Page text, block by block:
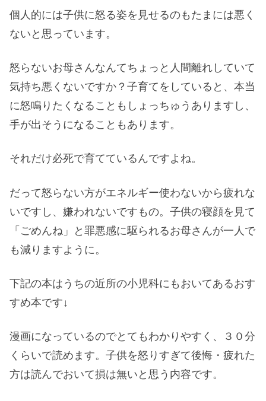
個人的には子供に怒る姿を見せるのもたまには悪く
ないと思っています。
怒らないお母さんなんてちょっと人間離れしていて
気持ち悪くないですか？子育てをしていると、本当
に怒鳴りたくなることもしょっちゅうありますし、
手が出そうになることもあります。
それだけ必死で育てているんですよね。
だって怒らない方がエネルギー使わないから疲れな
いですし、嫌われないですもの。子供の寝顔を見て
「ごめんね」と罪悪感に駆られるお母さんが一人で
も減りますように。
下記の本はうちの近所の小児科にもおいてあるおす
すめ本です↓
漫画になっているのでとてもわかりやすく、３０分
くらいで読めます。子供を怒りすぎて後悔・疲れた
方は読んでおいて損は無いと思う内容です。